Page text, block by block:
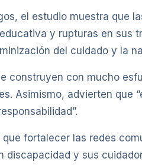
el estudio muestra que
y rupturas en sus
del cuidado y la
construyen con mucho
Asimismo, advierten
fortalecer las redes
discapacidad y sus